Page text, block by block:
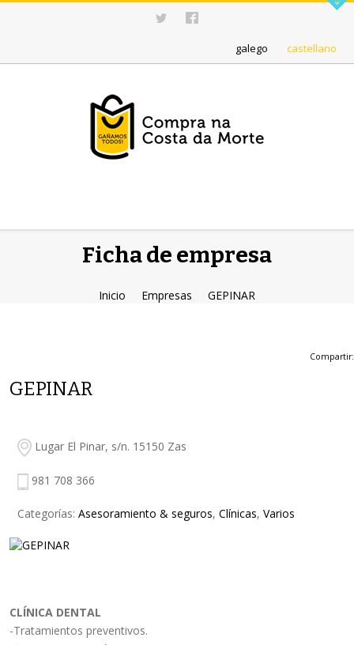
galego castellano
Ficha de empresa
Inicio Empresas GEPINAR
Compartir:
GEPINAR
Lugar El Pinar, s/n. 15150 Zas
981 708 366
Categorías: Asesoramiento & seguros, Clínicas, Varios
CLÍNICA DENTAL
-Tratamientos preventivos.